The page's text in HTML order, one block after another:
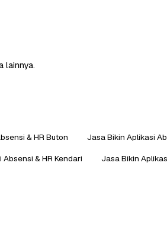
lainnya.
& HR Buton Jasa Bikin Aplikasi
& HR Kendari Jasa Bikin